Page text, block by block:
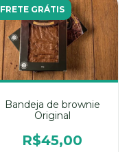
FRETE GRÁTIS
Bandeja de brownie
Original
R$45,00